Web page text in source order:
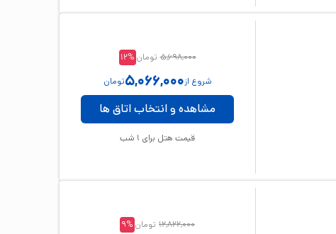
5,698,000 تومان 12%
شروع از5,066,000تومان
مشاهده و انتخاب اتاق ها
قیمت هتل برای 1 شب
12,822,000 تومان 9%